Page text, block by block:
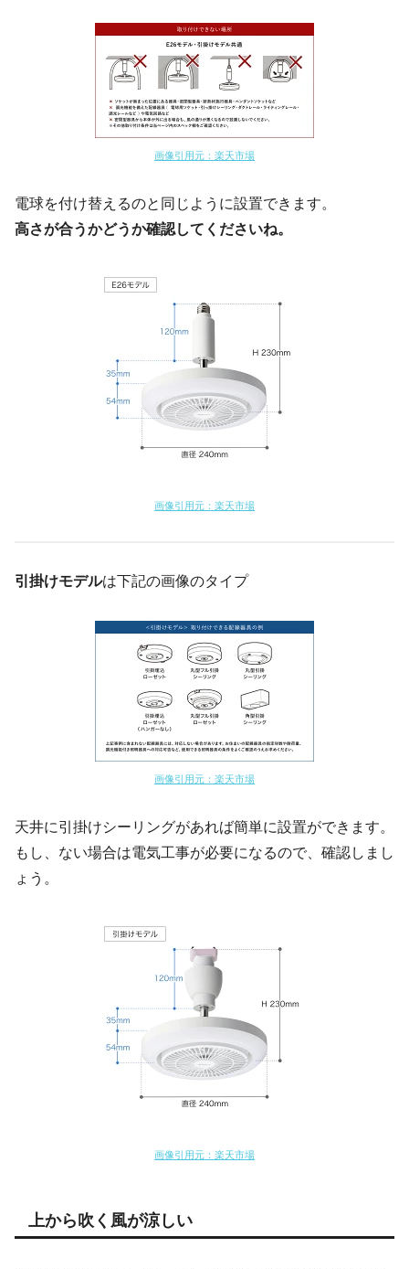
画像引用元：楽天市場
電球を付け替えるのと同じように設置できます。
高さが合うかどうか確認してくださいね。
画像引用元：楽天市場
引掛けモデルは下記の画像のタイプ
画像引用元：楽天市場
天井に引掛けシーリングがあれば簡単に設置ができます。
もし、ない場合は電気工事が必要になるので、確認しまし
ょう。
画像引用元：楽天市場
上から吹く風が涼しい